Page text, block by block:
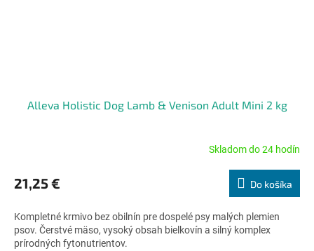
Alleva Holistic Dog Lamb & Venison Adult Mini 2 kg
produktu
je
z
5
hviezdičiek.
Skladom do 24 hodín
21,25 € Do košíka
Kompletné krmivo bez obilnín pre dospelé psy malých plemien
psov. Čerstvé mäso, vysoký obsah bielkovín a silný komplex
prírodných fytonutrientov.